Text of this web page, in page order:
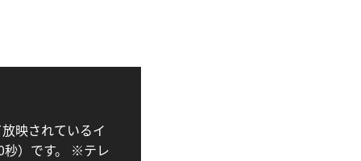
映されているイ
秒）です。 ※テレ